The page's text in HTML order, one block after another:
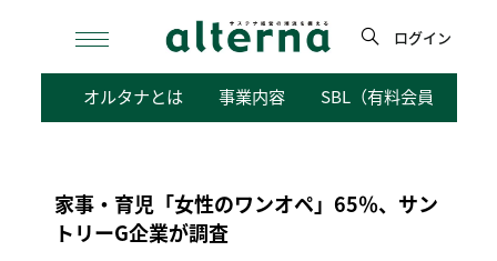
検
ログイン
オルタナとは 事業内容 SBL（有料会員向けサ
家事・育児「女性のワンオペ」65％、サン
トリーG企業が調査